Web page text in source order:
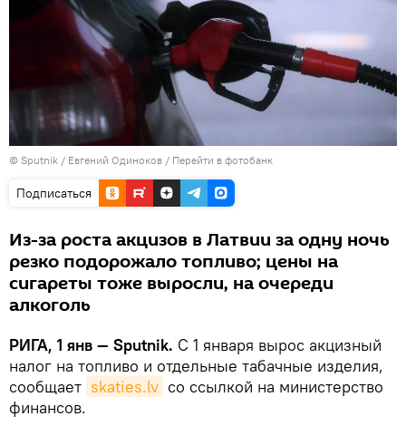
© Sputnik / Евгений Одиноков / Перейти в фотобанк
Подписаться
Из-за роста акцизов в Латвии за одну ночь
резко подорожало топливо; цены на
сигареты тоже выросли, на очереди
алкоголь
РИГА, 1 янв — Sputnik. С 1 января вырос акцизный
налог на топливо и отдельные табачные изделия,
сообщает skaties.lv со ссылкой на министерство
финансов.